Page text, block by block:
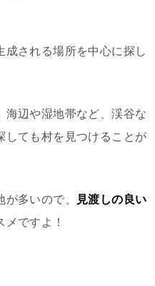
成される場所を中心に探し
海辺や湿地帯など、渓谷な
しても村を見つけることが
多いので、
見渡しの良い
ですよ！